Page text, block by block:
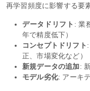
再学習頻度に影響する要
データドリフト : 業
年で精度低下）
コンセプトドリフト
正、市場変化など）
新規データの追加:
モデル劣化: アーキ